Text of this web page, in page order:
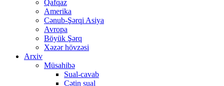
Qafqaz
Amerika
Cənub-Şərqi Asiya
Avropa
Böyük Şərq
Xəzər hövzəsi
Arxiv
Müsahibə
Sual-cavab
Çətin sual